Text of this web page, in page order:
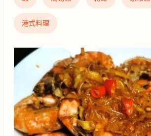
港式料理